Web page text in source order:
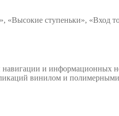
ступеньки», «Вход
навигации и информационных
винилом и